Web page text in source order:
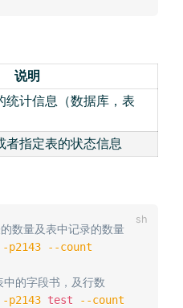
说明
统计信息（数据库，表
者指定表的状态信息
数量及表中记录的数量
-p2143 --count
的字段书，及行数
-p2143 test --count